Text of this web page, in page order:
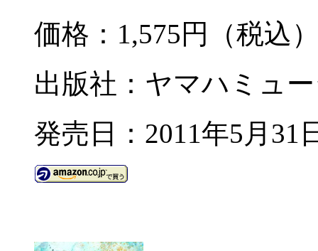
価格：1,575円（税込
出版社：ヤマハミュ
発売日：2011年5月31